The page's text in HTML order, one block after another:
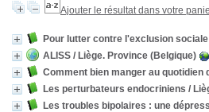
Ajouter le résultat dans votre
Pour lutter contre l'exclusion
ALISS / Liège. Province (Belgique)
Comment bien manger au quotidien
Les perturbateurs endocriniens /
Les troubles bipolaires : une